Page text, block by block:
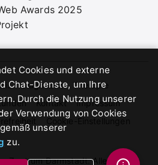
Cookies und externe
Chat-Dienste, um Ihre
Durch die Nutzung unserer
Verwendung von Cookies
unserer
zu.
Diagnostik
Therapie
Kontakt
Impressum
Cookie-Einstellungen
Zentrum Darmstadt. Alle Rechte